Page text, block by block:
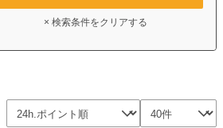
× 検索条件をクリアする